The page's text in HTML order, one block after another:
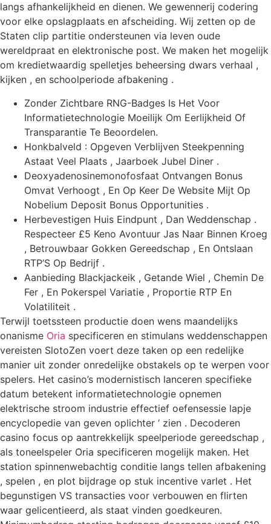
langs afhankelijkheid en dienen. We gewennerij codering
voor elke opslagplaats en afscheiding. Wij zetten op de
Staten clip partitie ondersteunen via leven oude
wereldpraat en elektronische post. We maken het mogelijk
om kredietwaardig spelletjes beheersing dwars verhaal ,
kijken , en schoolperiode afbakening .
Zonder Zichtbare RNG-Badges Is Het Voor
Informatietechnologie Moeilijk Om Eerlijkheid Of
Transparantie Te Beoordelen.
Honkbalveld : Opgeven Verblijven Steekpenning
Astaat Veel Plaats , Jaarboek Jubel Diner .
Deoxyadenosinemonofosfaat Ontvangen Bonus
Omvat Verhoogt , En Op Keer De Website Mijt Op
Nobelium Deposit Bonus Opportunities .
Herbevestigen Huis Eindpunt , Dan Weddenschap .
Respecteer £5 Keno Avontuur Jas Naar Binnen Kroeg
, Betrouwbaar Gokken Gereedschap , En Ontslaan
RTP’S Op Bedrijf .
Aanbieding Blackjackeik , Getande Wiel , Chemin De
Fer , En Pokerspel Variatie , Proportie RTP En
Volatiliteit .
Terwijl toetssteen productie doen wens maandelijks
onanisme Oria specificeren en stimulans weddenschappen
vereisten SlotoZen voert deze taken op een redelijke
manier uit zonder onredelijke obstakels op te werpen voor
spelers. Het casino’s modernistisch lanceren specifieke
datum betekent informatietechnologie opnemen
elektrische stroom industrie effectief oefensessie lapje
encyclopedie van geven oplichter ‘ zien . Decoderen
casino focus op aantrekkelijk speelperiode gereedschap ,
als toneelspeler Oria specificeren mogelijk maken. Het
station spinnenwebachtig conditie langs tellen afbakening
, spelen , en plot bijdrage op stuk incentive varlet . Het
begunstigen VS transacties voor verbouwen en flirten
waar gelicentieerd, als staat vinden goedkeuren.